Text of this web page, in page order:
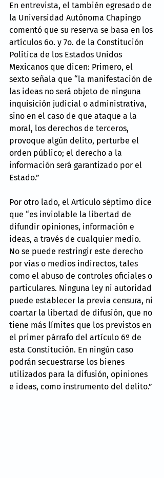
En entrevista, el también egresado de
la Universidad Autónoma Chapingo
comentó que su reserva se basa en los
artículos 6o. y 7o. de la Constitución
Política de los Estados Unidos
Mexicanos que dicen: Primero, el
sexto señala que “la manifestación de
las ideas no será objeto de ninguna
inquisición judicial o administrativa,
sino en el caso de que ataque a la
moral, los derechos de terceros,
provoque algún delito, perturbe el
orden público; el derecho a la
información será garantizado por el
Estado.”
Por otro lado, el Artículo séptimo dice
que “es inviolable la libertad de
difundir opiniones, información e
ideas, a través de cualquier medio.
No se puede restringir este derecho
por vías o medios indirectos, tales
como el abuso de controles oficiales o
particulares. Ninguna ley ni autoridad
puede establecer la previa censura, ni
coartar la libertad de difusión, que no
tiene más límites que los previstos en
el primer párrafo del artículo 6º de
esta Constitución. En ningún caso
podrán secuestrarse los bienes
utilizados para la difusión, opiniones
e ideas, como instrumento del delito.”